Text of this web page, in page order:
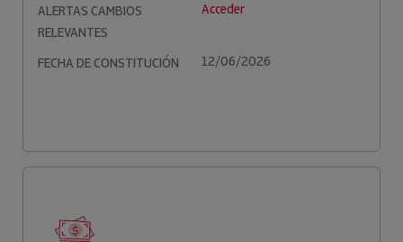
ALERTAS CAMBIOS
RELEVANTES
Acceder
FECHA DE CONSTITUCIÓN 12/06/2026